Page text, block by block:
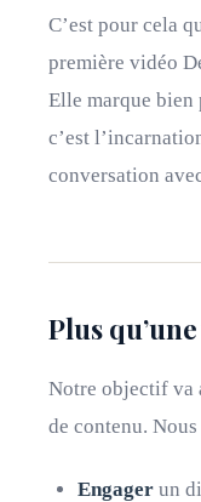
C’est pour cela
première vidéo
Elle marque bien
c’est
conversation
Plus
Notre objectif va
de contenu.
Engager un